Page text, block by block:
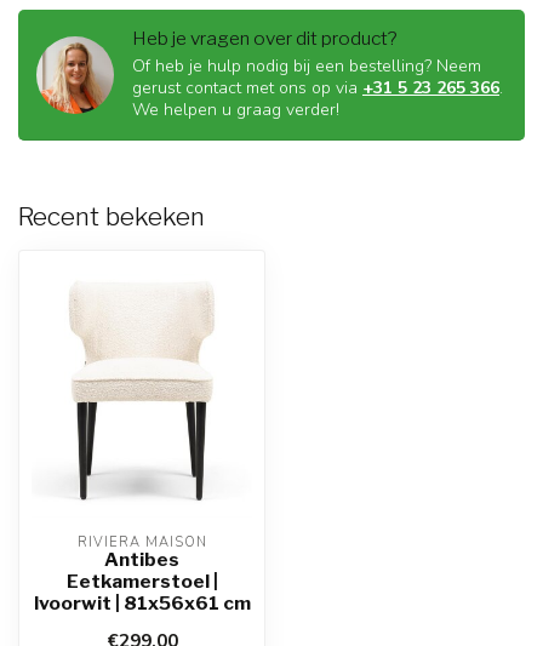
Heb je vragen over dit product?
Of heb je hulp nodig bij een bestelling? Neem
gerust contact met ons op via +31 5 23 265 366.
We helpen u graag verder!
Recent bekeken
RIVIÈRA MAISON
Antibes
Eetkamerstoel |
Ivoorwit | 81x56x61 cm
€299,00